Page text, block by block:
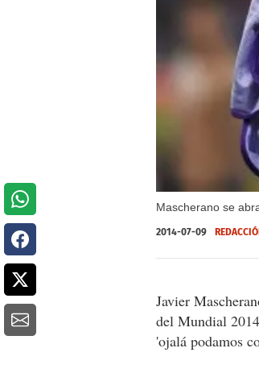
Mascherano se
2014-07-09
Javier
del Mundial
'ojalá podamos